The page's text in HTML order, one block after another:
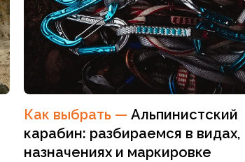
Как выбрать — Альпинистский
карабин: разбираемся в видах,
назначениях и маркировке